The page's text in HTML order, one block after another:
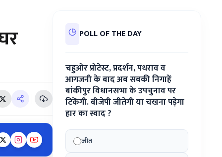
POLL OF THE DAY
चहुओर प्रोटेस्ट, प्रदर्शन, पथराव व
आगजनी के बाद अब सबकी निगाहें
बांकीपुर विधानसभा के उपचुनाव पर
टिकेंगी. बीजेपी जीतेगी या चखना पड़ेगा
हार का स्वाद ?
जीत